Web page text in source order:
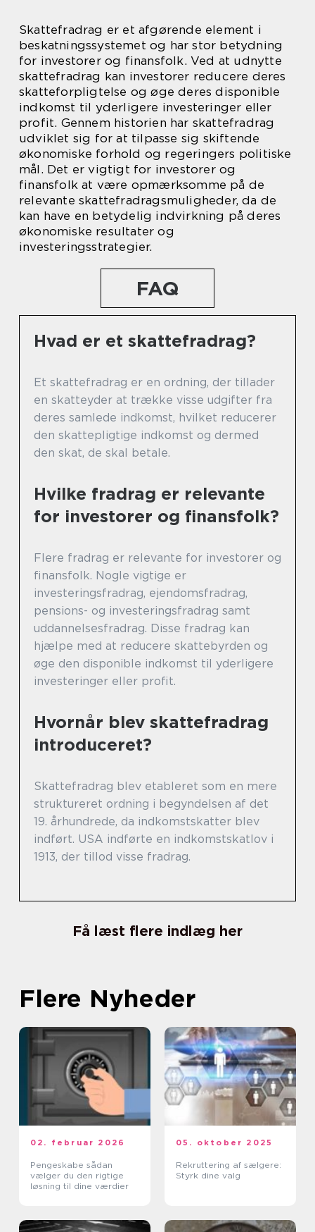
Skattefradrag er et afgørende element i
beskatningssystemet og har stor betydning
for investorer og finansfolk. Ved at udnytte
skattefradrag kan investorer reducere deres
skatteforpligtelse og øge deres disponible
indkomst til yderligere investeringer eller
profit. Gennem historien har skattefradrag
udviklet sig for at tilpasse sig skiftende
økonomiske forhold og regeringers politiske
mål. Det er vigtigt for investorer og
finansfolk at være opmærksomme på de
relevante skattefradragsmuligheder, da de
kan have en betydelig indvirkning på deres
økonomiske resultater og
investeringsstrategier.
FAQ
Hvad er et skattefradrag?
Et skattefradrag er en ordning, der tillader
en skatteyder at trække visse udgifter fra
deres samlede indkomst, hvilket reducerer
den skattepligtige indkomst og dermed
den skat, de skal betale.
Hvilke fradrag er relevante
for investorer og finansfolk?
Flere fradrag er relevante for investorer og
finansfolk. Nogle vigtige er
investeringsfradrag, ejendomsfradrag,
pensions- og investeringsfradrag samt
uddannelsesfradrag. Disse fradrag kan
hjælpe med at reducere skattebyrden og
øge den disponible indkomst til yderligere
investeringer eller profit.
Hvornår blev skattefradrag
introduceret?
Skattefradrag blev etableret som en mere
struktureret ordning i begyndelsen af det
19. århundrede, da indkomstskatter blev
indført. USA indførte en indkomstskatlov i
1913, der tillod visse fradrag.
Få læst flere indlæg her
Flere Nyheder
02. februar 2026
Pengeskabe sådan
vælger du den rigtige
løsning til dine værdier
05. oktober 2025
Rekruttering af sælgere:
Styrk dine valg